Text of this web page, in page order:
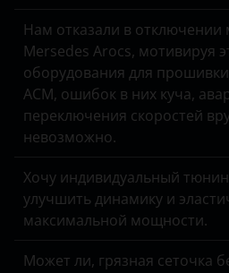
УАЗ
Нам отказали в
Mersedes Arocs, мотивируя
оборудования для
ACM, ошибок в них куча,
переключения скоростей
невозможно.
Хочу индивидуальный
улучшить динамику и
максимальной мощности.
Может ли, грязная сеточка